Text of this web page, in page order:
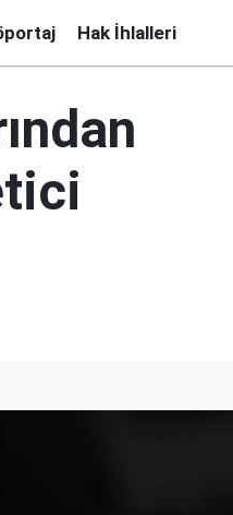
Hak İhlalleri